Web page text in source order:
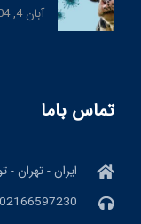
آبان 4, 1404
تماس باما
ایران - تهران -
02166597230